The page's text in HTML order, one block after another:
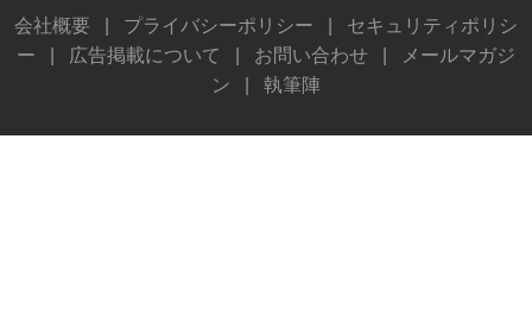
会社概要 プライバシーポリシー
セキュリティポリシ
ー
広告掲載について お問い合わせ
メールマガジ
ン
執筆陣